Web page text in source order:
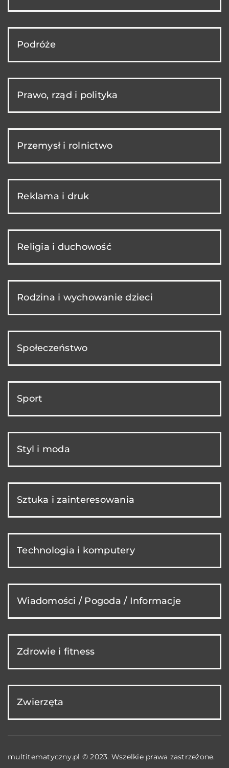
Podróże
Prawo, rząd i polityka
Przemysł i rolnictwo
Reklama i druk
Religia i duchowość
Rodzina i wychowanie dzieci
Społeczeństwo
Sport
Styl i moda
Sztuka i zainteresowania
Technologia i komputery
Wiadomości / Pogoda / Informacje
Zdrowie i fitness
Zwierzęta
multitematyczny.pl © 2023. Wszelkie prawa zastrzeżone.